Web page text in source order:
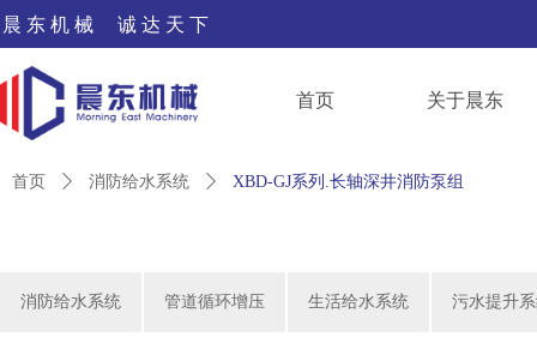
晨 东 机 械 诚 达 天 下
首页 关于晨东
首页 ꄲ 消防给水系统 ꄲ XBD-GJ系列.长轴深井消防泵组
消防给水系统 管道循环增压 生活给水系统 污水提升